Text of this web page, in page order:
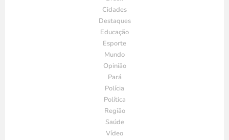
Cidades
Destaques
Educação
Esporte
Mundo
Opinião
Pará
Polícia
Política
Região
Saúde
Vídeo